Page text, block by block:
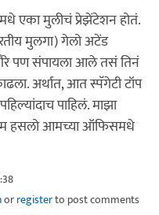
एका मुलीचं प्रेझेंटेशन होतं.
मुलगा) गेलो अटेंड
पण संपायला आले तसं तिनं
अर्थात, आत स्पॅगेटी टॉप
पाहिलं. माझा
हसलो आमच्या ऑफिसमधे
orregisterto post comments